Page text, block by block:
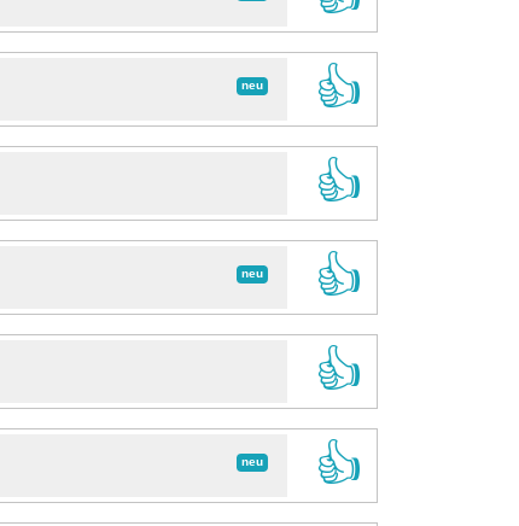
neu
👍
👍
neu
👍
👍
neu
👍